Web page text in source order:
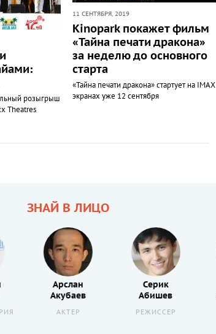
розыгрыш
Theatres
11 СЕНТЯБРЯ, 2019
Kinopark покажет фильм
«Тайна печати дракона»
за неделю до основного
старта
«Тайна печати дракона» стартует на IMAX
экранах уже 12 сентября
ЗНАЙ В ЛИЦО
Арслан
Акубаев
АКТЕР
Серик
Абишев
РЕЖИССЕР